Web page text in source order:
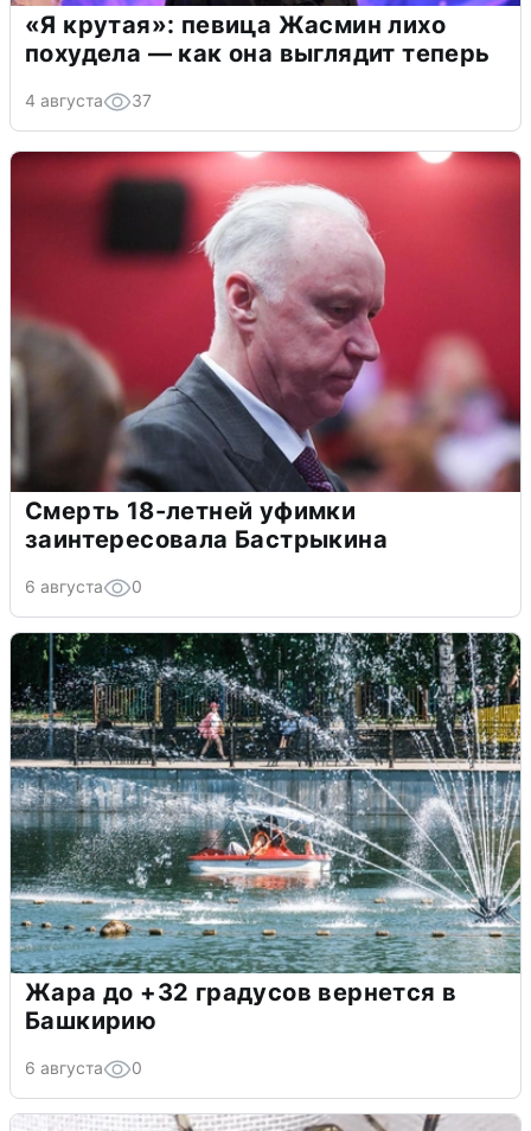
«Я крутая»: певица Жасмин лихо
похудела — как она выглядит теперь
4 августа 37
Смерть 18-летней уфимки
заинтересовала Бастрыкина
6 августа 0
Жара до +32 градусов вернется в
Башкирию
6 августа 0